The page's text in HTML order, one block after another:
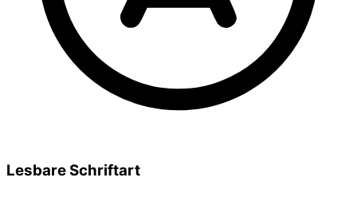
Lesbare Schriftart